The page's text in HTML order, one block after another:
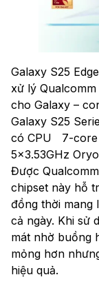
Galaxy S25
xử lý
cho Galaxy –
Galaxy S25
có CPU 7-core
5×3.53GHz
Được
chipset này hỗ
đồng thời mang
cả ngày. Khi sử
mát nhờ buồng
mỏng hơn
hiệu quả.